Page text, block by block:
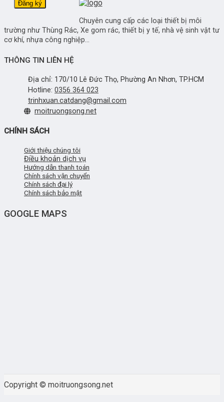
Chuyên cung cấp các loại thiết bị môi
trường như Thùng Rác, Xe gom rác, thiết bị y tế, nhà vệ sinh vật tư
cơ khí, nhựa công nghiệp...
THÔNG TIN LIÊN HỆ
Địa chỉ: 170/10 Lê Đức Thọ, Phường An Nhơn, TP.HCM
Hotline: 0356 364 023
trinhxuan.catdang@gmail.com
moitruongsong.net
CHÍNH SÁCH
Giới thiệu chúng tôi
Điều khoản dịch vụ
Hướng dẫn thanh toán
Chính sách vận chuyển
Chính sách đại lý
Chính sách bảo mật
GOOGLE MAPS
Copyright © moitruongsong.net